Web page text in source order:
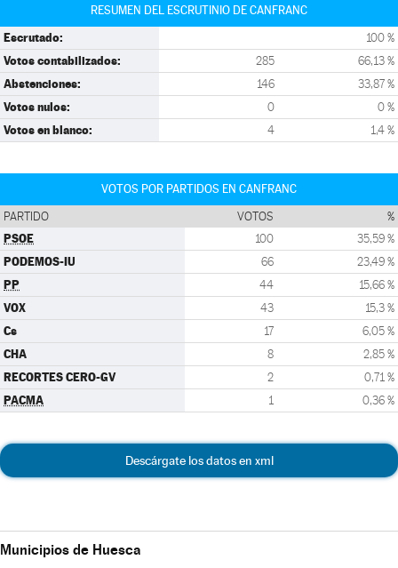
RESUMEN DEL ESCRUTINIO DE CANFRANC
Escrutado: 100 %
Votos contabilizados: 285 66,13 %
Abstenciones: 146 33,87 %
Votos nulos: 0 0 %
Votos en blanco: 4 1,4 %
VOTOS POR PARTIDOS EN CANFRANC
PARTIDO VOTOS %
PSOE 100 35,59 %
PODEMOS-IU 66 23,49 %
PP 44 15,66 %
VOX 43 15,3 %
Cs 17 6,05 %
CHA 8 2,85 %
RECORTES CERO-GV 2 0,71 %
PACMA 1 0,36 %
Descárgate los datos en xml
Municipios de Huesca